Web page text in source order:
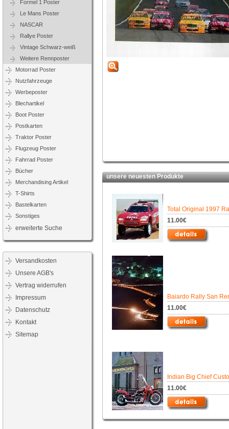
Formel 1 Poster
Le Mans Poster
NASCAR
Rallye Poster
Vintage Schwarz-weiß
Weitere Rennposter
Motorrad Poster
Nutzfahrzeuge
Werbeposter
Blechartikel
Boot Poster
Postkarten
Traktor Poster
Flugzeug Poster
Fahrrad Poster
Bücher
Merchandising Artikel
T-Shirts
Bastelkarten
Sonstiges
erweiterte Suche
Versandkosten
Unsere AGB's
Vertrag widerrufen
Impressum
Datenschutz
Kontakt
Sitemap
unsere neuesten Produkte
Total Original 1997
11.00€
Baiardo Rally San
11.00€
Indian Big Chief
11.00€